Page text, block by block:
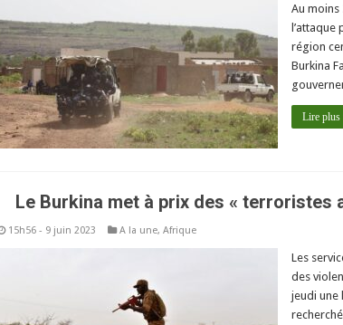
Au moins
région
Burkina
Lire plus
Le Burkina met à prix des « terroristes
15h56 - 9 juin 2023 A la une, Afrique
Les
des
jeudi une